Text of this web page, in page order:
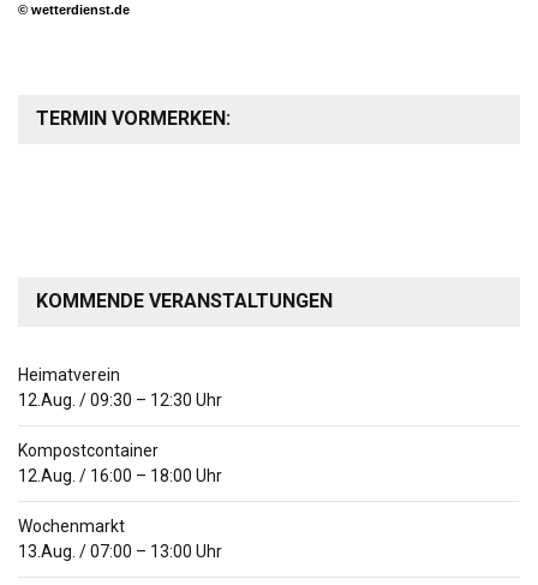
© wetterdienst.de
TERMIN VORMERKEN:
KOMMENDE VERANSTALTUNGEN
Heimatverein
12.Aug. /09:30 – 12:30 Uhr
Kompostcontainer
12.Aug. / 16:00 – 18:00 Uhr
Wochenmarkt
13.Aug. /07:00 – 13:00 Uhr